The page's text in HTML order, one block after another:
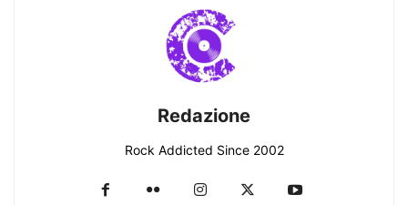
Redazione
Rock Addicted Since 2002